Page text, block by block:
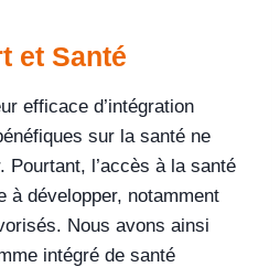
et Santé
efficace d’intégration
sur la santé ne
Pourtant, l’accès à la santé
à développer, notamment
Nous avons ainsi
intégré de santé